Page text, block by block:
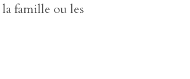
famille ou les